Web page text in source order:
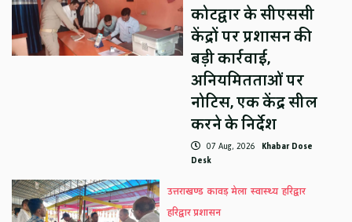
कोटद्वार के सीएससी
केंद्रों पर प्रशासन की
बड़ी कार्रवाई,
अनियमितताओं पर
नोटिस, एक केंद्र सील
करने के निर्देश
07 Aug, 2026 Khabar Dose
Desk
उत्तराखण्ड कावड़ मेला स्वास्थ्य हरिद्वार
हरिद्वार प्रशासन